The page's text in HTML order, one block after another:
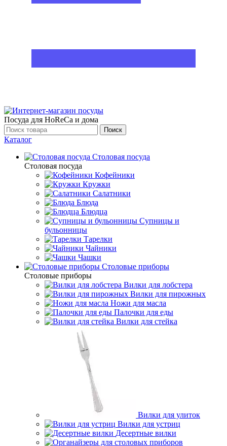
Посуда для HoReCa и дома
Поиск
Каталог
Столовая посуда
Столовая посуда
Кофейники
Кружки
Салатники
Блюда
Блюдца
Супницы и
бульонницы
Тарелки
Чайники
Чашки
Cтоловые приборы
Cтоловые приборы
Вилки для лобстера
Вилки для пирожных
Ножи для масла
Палочки для еды
Вилки для стейка
Вилки для улиток
Вилки для устриц
Десертные вилки